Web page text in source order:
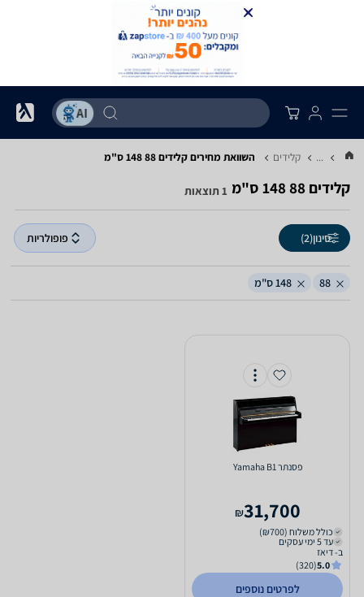
... קלידים השוואת מחירים קלידים ‏88 ‏148 ‏ס"מ
קלידים ‏88 ‏148 ‏ס"מ 1 תוצאות
סינון(2) פופולריות
88 148 ס"מ
‏פסנתר Yamaha B1
31,700
₪
כולל משלוח (₪700)
עד 5 ימי עסקים
ב- דיאז
5.0
(320)
לפרטים נוספים